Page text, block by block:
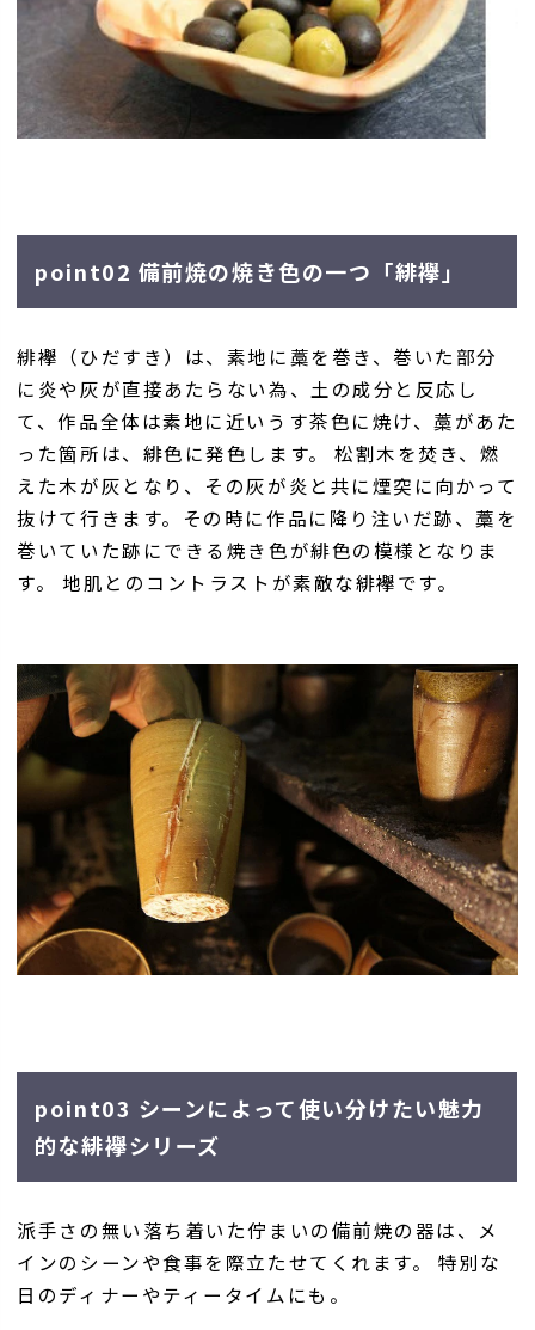
point02 備前焼の焼き色の一つ「緋襷」
緋襷（ひだすき）は、素地に藁を巻き、巻いた部分
に炎や灰が直接あたらない為、土の成分と反応し
て、作品全体は素地に近いうす茶色に焼け、藁があた
った箇所は、緋色に発色します。 松割木を焚き、燃
えた木が灰となり、その灰が炎と共に煙突に向かって
抜けて行きます。その時に作品に降り注いだ跡、藁を
巻いていた跡にできる焼き色が緋色の模様となりま
す。 地肌とのコントラストが素敵な緋襷です。
point03 シーンによって使い分けたい魅力
的な緋襷シリーズ
派手さの無い落ち着いた佇まいの備前焼の器は、メ
インのシーンや食事を際立たせてくれます。 特別な
日のディナーやティータイムにも。